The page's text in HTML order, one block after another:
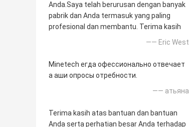
Anda.Saya telah berurusan dengan banyak
pabrik dan Anda termasuk yang paling
profesional dan membantu. Terima kasih
—— Eric West
Minetech егда офессионально отвечает
а аши опросы отребности.
—— атьяна
Terima kasih atas bantuan dan bantuan
Anda serta perhatian besar Anda terhadap